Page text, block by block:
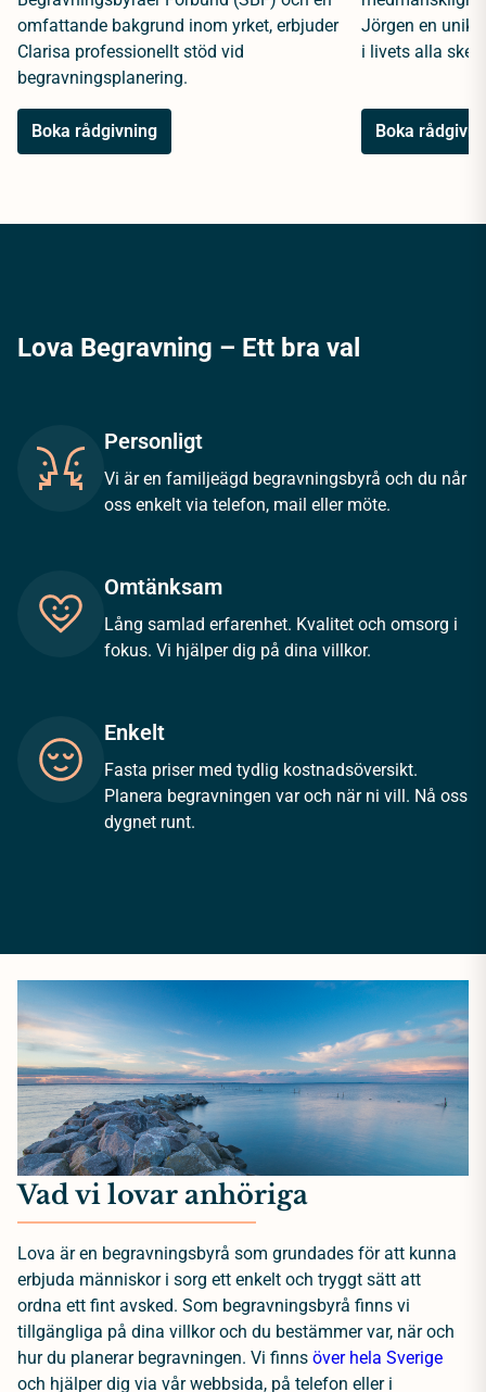
omfattande bakgrund inom yrket, erbjuder
Clarisa professionellt stöd vid
begravningsplanering.
Boka rådgivning
Jörgen en unik
i livets alla
Boka
Lova Begravning – Ett bra val
Personligt
Vi är en familjeägd begravningsbyrå och du når
oss enkelt via telefon, mail eller möte.
Omtänksam
Lång samlad erfarenhet. Kvalitet och omsorg i
fokus. Vi hjälper dig på dina villkor.
Enkelt
Fasta priser med tydlig kostnadsöversikt.
Planera begravningen var och när ni vill. Nå oss
dygnet runt.
Vad vi lovar anhöriga
Lova är en begravningsbyrå som grundades för att kunna
erbjuda människor i sorg ett enkelt och tryggt sätt att
ordna ett fint avsked. Som begravningsbyrå finns vi
tillgängliga på dina villkor och du bestämmer var, när och
hur du planerar begravningen. Vi finns över hela Sverige
och hjälper dig via vår webbsida, på telefon eller i